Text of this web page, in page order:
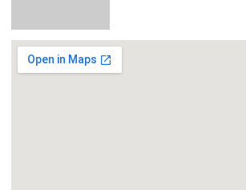
カーリース体験談